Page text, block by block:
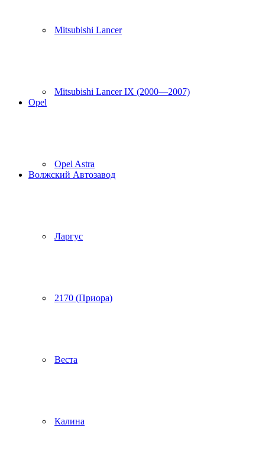
Mitsubishi Lancer
Mitsubishi Lancer IX (2000—2007)
Opel
Opel Astra
Волжский Автозавод
Ларгус
2170 (Приора)
Веста
Калина